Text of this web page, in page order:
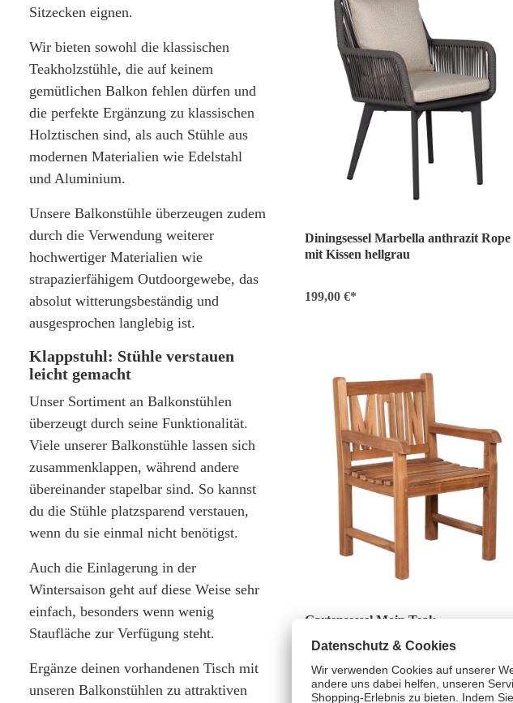
Sitzecken eignen.
Wir bieten sowohl die klassischen
Teakholzstühle, die auf keinem
gemütlichen Balkon fehlen dürfen und
die perfekte Ergänzung zu klassischen
Holztischen sind, als auch Stühle aus
modernen Materialien wie Edelstahl
und Aluminium.
Unsere Balkonstühle überzeugen zudem
durch die Verwendung weiterer
hochwertiger Materialien wie
strapazierfähigem Outdoorgewebe, das
absolut witterungsbeständig und
ausgesprochen langlebig ist.
Klappstuhl: Stühle verstauen
leicht gemacht
Unser Sortiment an Balkonstühlen
überzeugt durch seine Funktionalität.
Viele unserer Balkonstühle lassen sich
zusammenklappen, während andere
übereinander stapelbar sind. So kannst
du die Stühle platzsparend verstauen,
wenn du sie einmal nicht benötigst.
Auch die Einlagerung in der
Wintersaison geht auf diese Weise sehr
einfach, besonders wenn wenig
Staufläche zur Verfügung steht.
Ergänze deinen vorhandenen Tisch mit
unseren Balkonstühlen zu attraktiven
Diningsessel Marbella anthrazit Rope
mit Kissen hellgrau
199,00 €*
Gartensessel Moin Teak
129,00 €*